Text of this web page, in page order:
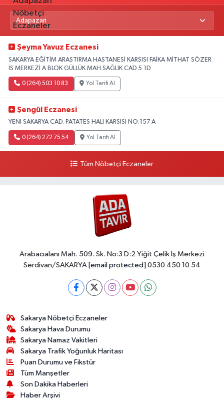
Şeyma Yavuz Eczanesi
SAKARYA EĞİTİM ARAŞTIRMA HASTANESİ KARŞISI FAİKA MİTHAT SÖZER
İS MERKEZİ A BLOK GÜLLÜK MAH.SAĞLIK CAD.5 1D
0 (264) 503 10 83 Yol Tarifi Al
Şengül Eczanesi
YENI SAKARYA CAD. PATATES HALI KARSISI NO:157 A
0 (264) 272 75 54 Yol Tarifi Al
Tüm Nöbetçi Eczaneler
Arabacıalanı Mah. 509. Sk. No:3 D:2 Yiğit Çelik İş Merkezi
Serdivan/SAKARYA [email protected] 0530 450 10 54
Sakarya Nöbetçi Eczaneler
Sakarya Hava Durumu
Sakarya Namaz Vakitleri
Sakarya Trafik Yoğunluk Haritası
Puan Durumu ve Fikstür
Tüm Manşetler
Son Dakika Haberleri
Haber Arşivi